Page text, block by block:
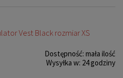
Vest Black rozmiar XS
Dostępność: mała ilość
Wysyłka w: 24 godziny